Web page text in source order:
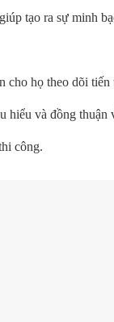
tạo ra sự minh
cho họ theo dõi
hiểu và đồng
công.